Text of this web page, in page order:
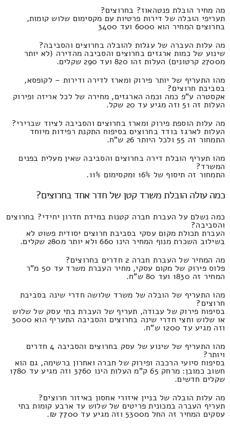
מה מחיר הובלת פנטהאוז? בחרוצים?
תעריפי הובלה של דירות פרטיות עם מקסימום שלוש קומות,
בחרוצים המחיר הוא 6000 ועד 3400
מה עלות העברה של עגלות להובלה בחרוצים והסביבה?
שינוע של כמות ארגזים בחרוצים והסביבה מהדירה (לא יותר
מ2700 קרטונים) העלות זהו 820 ועד 290 שקלים.
מהו התעריף של יותר פירוק ומארז לדירה ודירות – לקופסא,
בסביבת חרוצים?
אקסטרה ע"פ כמה וכמה הארגזים, מחירה של לכל אריזה ופירוק
העלות זה 51 וזה מגיע עד 20 שקל.
מה עלות הוספת פירוק ומארז בחרוצים והסביבה לציוד שברירי?
העלות לארגז בודד בחרוצים בסיפוח התקנת רפידות מיוחד
התמחור זה 55 ולכל היותר 26 ש"ח.
מהו תעריף הובלת דירה בחרוצים והסביבה שאין מעלית בפנים
המשרד?
התמחור זה תיסוף של 16% ומקסימום 11%.
כמה עולה הובלת משרד קטן של חדר אחד בחרוצים?
כמה נשלם על העברת חברה קטנות במידת חדרון יחידי? בחרוצים
והסביבה?
העברת תכולת מקום עסקי בסביבת חרוצים יסודית פשוט לא
בשילוב השכרת מנוף המחיר הינו 660 ולא יותר מ280 שקלים.
מה המחיר של העברת חברה 2 חדרים בחרוצים?
פלוס פירוק של מקום עסקי, מחיר העברת משרד עד 50 מ"ר
המחיר זה 1830 ועד 80 ש"ח.
מהו התעריף של הובלה של משרד שלושה חדרי שינה בסביבת
חרוצים?
בסיפוח פירוק של עבודה, תעריף של העברת בתי עסק של שלוש
או שלוש וחצי חדרי שינה בחרוצים והסביבה התעריף הוא 3000
וזה מגיע עד 1200 ש"ח.
מהו התעריף של שינוע של עסק בחרוצים והסביבה 4 חדרים
ויותר?
בסיפוח סיועי הרכבה ופירוק של חברה ואחרון ברשימה, גם הוא
חשוב כמובן: מרחק 65 ק"מ העלות הינו 3760 וזה מגיע עד 1780
שקלים חדשים.
מה עלות הובלה של בניין איזורי אחסון באיזור חרוצים?
תעריף העברה במכונית פריטים של שלוש עד ארבע קומות בתי
עסקים המחיר זה החל מ5300 וזה מגיע עד 7700 ₪.